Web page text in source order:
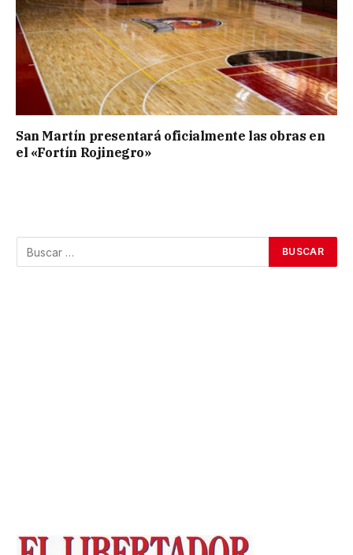
San Martín presentará oficialmente las obras en
el «Fortín Rojinegro»